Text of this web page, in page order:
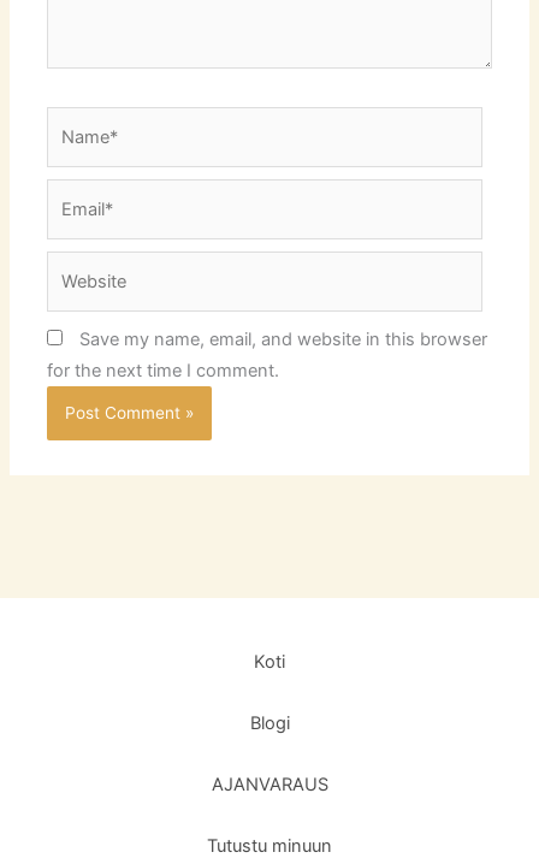
Save my name, email, and website in this browser
for the next time I comment.
Koti
Blogi
AJANVARAUS
Tutustu minuun